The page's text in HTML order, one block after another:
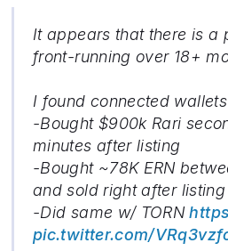
It appears that there is a
front-running over 18+
I found connected
-Bought $900k Rari
minutes after listing
-Bought ~78K ERN
and sold right after
-Did same w/ TORN
pic.twitter.com/